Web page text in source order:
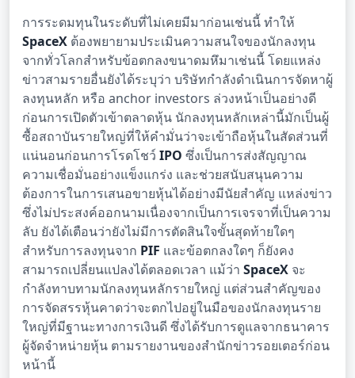
การระดมทุนในระดับที่ไม่เคยมีมาก่อนเช่นนี้ ทำให้
SpaceX ต้องพยายามประเมินความสนใจของนักลงทุน
จากทั่วโลกสำหรับข้อตกลงขนาดมหึมาเช่นนี้ โดยแหล่ง
ข่าวสามรายอื่นยังได้ระบุว่า บริษัทกำลังดำเนินการจัดหาผู้
ลงทุนหลัก หรือ anchor investors ล่วงหน้าเป็นอย่างดี
ก่อนการเปิดตัวเข้าตลาดหุ้น นักลงทุนหลักเหล่านี้มักเป็นผู้
ซื้อสถาบันรายใหญ่ที่ให้คำมั่นว่าจะเข้าถือหุ้นในสัดส่วนที่
แน่นอนก่อนการโรดโชว์ IPO ซึ่งเป็นการส่งสัญญาณ
ความเชื่อมั่นอย่างแข็งแกร่ง และช่วยสนับสนุนความ
ต้องการในการเสนอขายหุ้นได้อย่างมีนัยสำคัญ แหล่งข่าว
ซึ่งไม่ประสงค์ออกนามเนื่องจากเป็นการเจรจาที่เป็นความ
ลับ ยังได้เตือนว่ายังไม่มีการตัดสินใจขั้นสุดท้ายใดๆ
สำหรับการลงทุนจาก PIF และข้อตกลงใดๆ ก็ยังคง
สามารถเปลี่ยนแปลงได้ตลอดเวลา แม้ว่า SpaceX จะ
กำลังทาบทามนักลงทุนหลักรายใหญ่ แต่ส่วนสำคัญของ
การจัดสรรหุ้นคาดว่าจะตกไปอยู่ในมือของนักลงทุนราย
ใหญ่ที่มีฐานะทางการเงินดี ซึ่งได้รับการดูแลจากธนาคาร
ผู้จัดจำหน่ายหุ้น ตามรายงานของสำนักข่าวรอยเตอร์ก่อน
หน้านี้